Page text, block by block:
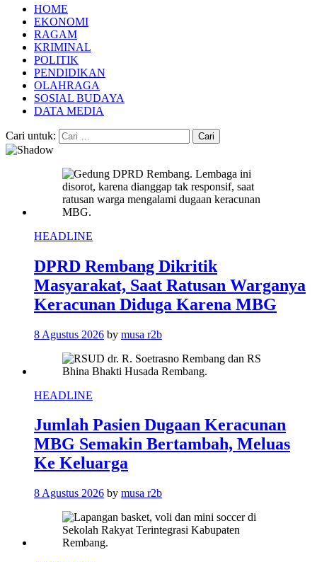
HOME
EKONOMI
RAGAM
KRIMINAL
POLITIK
PENDIDIKAN
OLAHRAGA
SOSIAL BUDAYA
DATA MEDIA
Cari untuk:
HEADLINE
DPRD Rembang Dikritik
Masyarakat, Saat Ratusan Warganya
Keracunan Diduga Karena MBG
8 Agustus 2026 by musa r2b
HEADLINE
Jumlah Pasien Dugaan Keracunan
MBG Semakin Bertambah, Meluas
Ke Keluarga
8 Agustus 2026 by musa r2b